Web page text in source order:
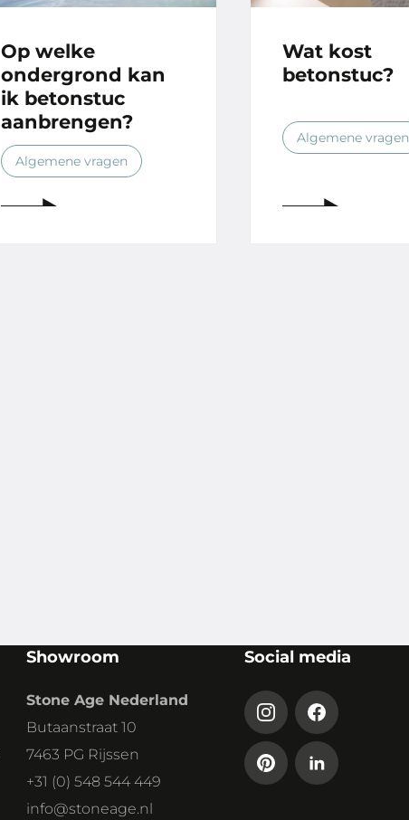
Op welke
ondergrond kan
ik betonstuc
aanbrengen?
Algemene vragen
Wat kost
betonstuc?
Algemene vragen
Showroom
Stone Age Nederland
Butaanstraat 10
7463 PG Rijssen
+31 (0) 548 544 449
info@stoneage.nl
Social media